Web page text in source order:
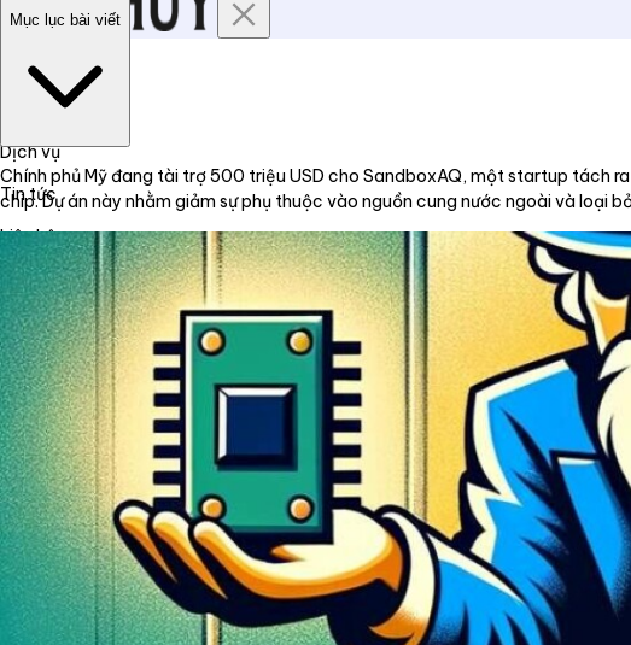
Trang chủ
Về chúng tôi
Dịch vụ
Tin tức
Liên hệ
Tiếng Việt English
Mục lục bài viết
Chính phủ Mỹ đang tài trợ 500 triệu USD cho SandboxAQ, một startup tách
chip. Dự án này nhằm giảm sự phụ thuộc vào nguồn cung nước ngoài và loại